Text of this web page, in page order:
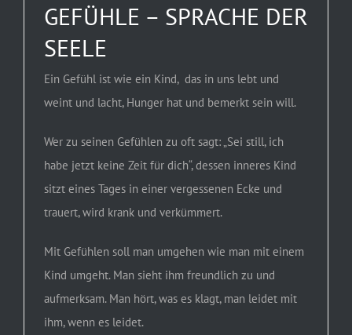
GEFÜHLE – SPRACHE DER
SEELE
Ein Gefühl ist wie ein Kind, das in uns lebt und
weint und lacht, Hunger hat und bemerkt sein will.
Wer zu seinen Gefühlen zu oft sagt: „Sei still, ich
habe jetzt keine Zeit für dich“, dessen inneres Kind
sitzt eines Tages in einer vergessenen Ecke und
trauert, wird krank und verkümmert.
Mit Gefühlen soll man umgehen wie man mit einem
Kind umgeht. Man sieht ihm freundlich zu und
aufmerksam. Man hört, was es klagt, man leidet mit
ihm, wenn es leidet.